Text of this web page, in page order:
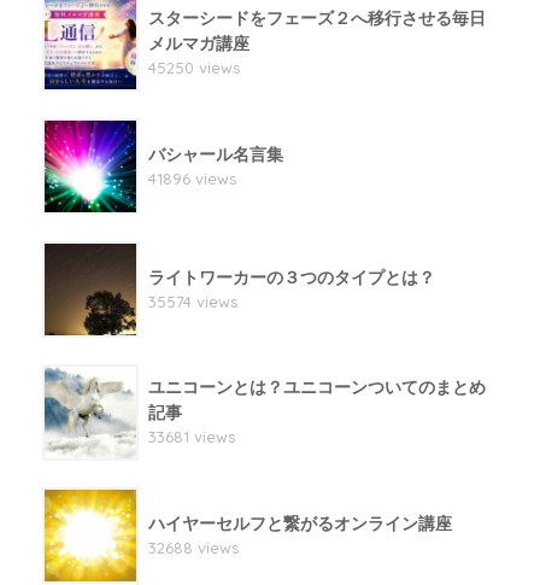
スターシードをフェーズ２へ移行させる毎日
メルマガ講座
45250 views
バシャール名言集
41896 views
ライトワーカーの３つのタイプとは？
35574 views
ユニコーンとは？ユニコーンついてのまとめ
記事
33681 views
ハイヤーセルフと繋がるオンライン講座
32688 views